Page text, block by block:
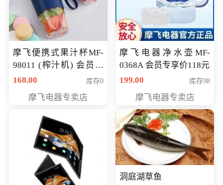
摩飞便携式果汁杯MF-
98011 (榨汁机) 会员专
享价138元
168.00 库存0
摩飞电器专卖店
摩飞电器净水壶MF-
0368A 会员专享价118元
199.00
库存98
摩飞电器专卖店
洞庭湖草鱼